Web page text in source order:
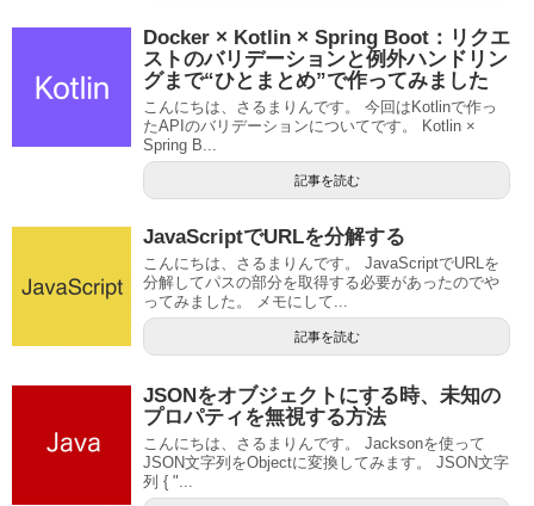
Docker × Kotlin × Spring Boot：リクエ
ストのバリデーションと例外ハンドリン
グまで“ひとまとめ”で作ってみました
こんにちは、さるまりんです。 今回はKotlinで作っ
たAPIのバリデーションについてです。 Kotlin ×
Spring B...
記事を読む
JavaScriptでURLを分解する
こんにちは、さるまりんです。 JavaScriptでURLを
分解してパスの部分を取得する必要があったのでや
ってみました。 メモにして...
記事を読む
JSONをオブジェクトにする時、未知の
プロパティを無視する方法
こんにちは、さるまりんです。 Jacksonを使って
JSON文字列をObjectに変換してみます。 JSON文字
列 { "...